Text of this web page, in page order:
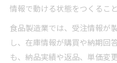
情報で動ける状態をつくるこ
食品製造業では、受注情報が
し、在庫情報が購買や納期回
も、納品実績や返品、単価変